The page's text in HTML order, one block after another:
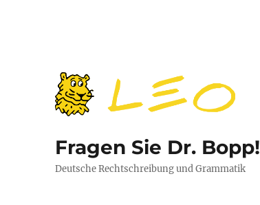
Fragen Sie Dr. Bopp!
Deutsche Rechtschreibung und Grammatik